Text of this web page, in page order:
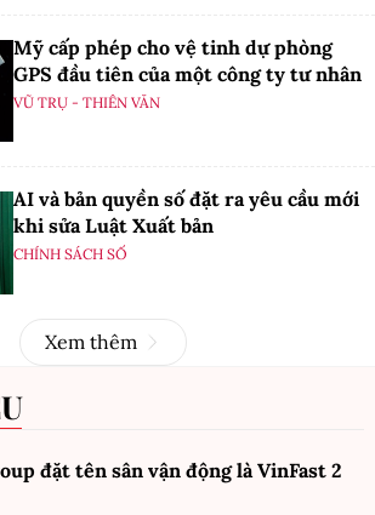
Mỹ cấp phép cho vệ tinh dự phòng
GPS đầu tiên của một công ty tư nhân
VŨ TRỤ - THIÊN VĂN
AI và bản quyền số đặt ra yêu cầu mới
khi sửa Luật Xuất bản
CHÍNH SÁCH SỐ
Xem thêm
đặt tên sân vận động là VinFast 2